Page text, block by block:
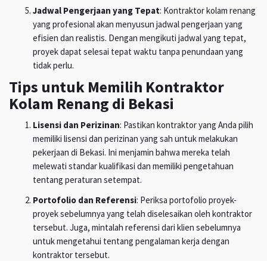
Jadwal Pengerjaan yang Tepat: Kontraktor kolam renang
yang profesional akan menyusun jadwal pengerjaan yang
efisien dan realistis. Dengan mengikuti jadwal yang tepat,
proyek dapat selesai tepat waktu tanpa penundaan yang
tidak perlu.
Tips untuk Memilih Kontraktor
Kolam Renang di Bekasi
Lisensi dan Perizinan: Pastikan kontraktor yang Anda pilih
memiliki lisensi dan perizinan yang sah untuk melakukan
pekerjaan di Bekasi. Ini menjamin bahwa mereka telah
melewati standar kualifikasi dan memiliki pengetahuan
tentang peraturan setempat.
Portofolio dan Referensi: Periksa portofolio proyek-
proyek sebelumnya yang telah diselesaikan oleh kontraktor
tersebut. Juga, mintalah referensi dari klien sebelumnya
untuk mengetahui tentang pengalaman kerja dengan
kontraktor tersebut.